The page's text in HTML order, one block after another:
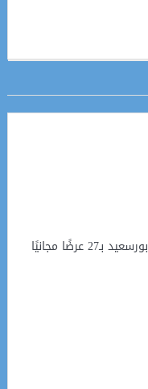
غدًا.. انطلاق برنامج “شاطئ الفن” في بورسعيد بـ27 عرضًا مجانيًا